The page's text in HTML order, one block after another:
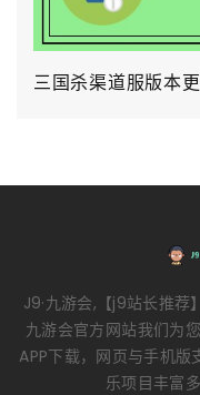
三国杀渠道服版本
J9·九游会,【j9站长推
九游会官方网站我们为
APP下载，网页与手机
乐项目丰富